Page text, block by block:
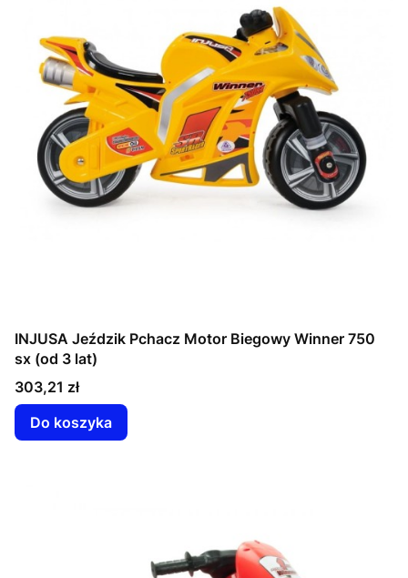
INJUSA Jeździk Pchacz Motor Biegowy Winner 750
sx (od 3 lat)
Cena
303,21 zł
Do koszyka